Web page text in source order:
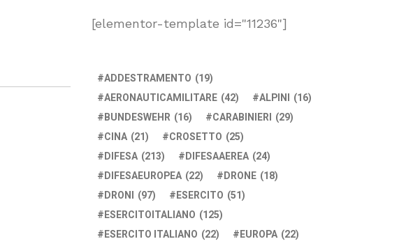
[elementor-template id="11236"]
ADDESTRAMENTO (19)
AERONAUTICAMILITARE (42) ALPINI (16)
BUNDESWEHR (16) CARABINIERI (29)
CINA (21) CROSETTO (25)
DIFESA (213) DIFESAAEREA (24)
DIFESAEUROPEA (22) DRONE (18)
DRONI (97) ESERCITO (51)
ESERCITOITALIANO (125)
ESERCITO ITALIANO (22) EUROPA (22)